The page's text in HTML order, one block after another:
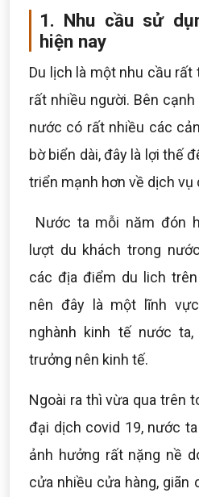
1. Nhu cầu sử
hiện nay
Du lịch là một nhu cầu rất
rất nhiều người. Bên
nước có rất nhiều các
bờ biển dài, đây là lợi thế
triển mạnh hơn về dịch vụ
Nước ta mỗi năm đón
lượt du khách trong
các địa điểm du lich
nên đây là một lĩnh
nghành kinh tế nước
trưởng nên kinh tế.
Ngoài ra thì vừa qua trên
đại dịch covid 19, nước
ảnh hưởng rất nặng nề
cửa nhiều cửa hàng, giãn